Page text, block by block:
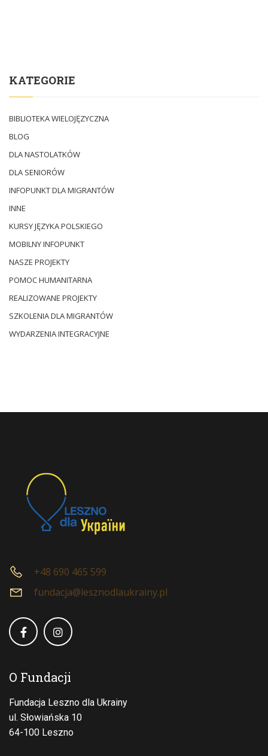
KATEGORIE
BIBLIOTEKA WIELOJĘZYCZNA
BLOG
DLA NASTOLATKÓW
DLA SENIORÓW
INFOPUNKT DLA MIGRANTÓW
INNE
KURSY JĘZYKA POLSKIEGO
MOBILNY INFOPUNKT
NASZE PROJEKTY
POMOC HUMANITARNA
REALIZOWANE PROJEKTY
SZKOLENIA DLA MIGRANTÓW
WYDARZENIA INTEGRACYJNE
+48 690 465 599
fundacja@lesznodlaukrainy.pl
O Fundacji
Fundacja Leszno dla Ukrainy
ul. Słowiańska 10
64-100 Leszno